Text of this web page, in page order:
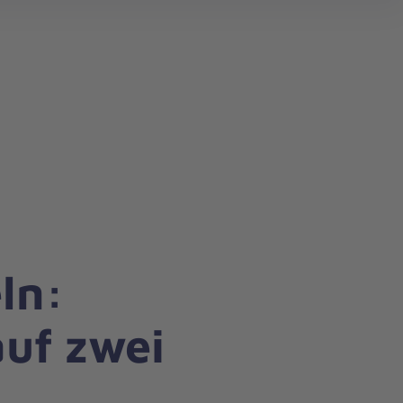
zwei